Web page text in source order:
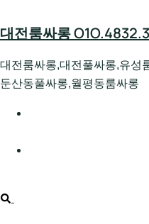
to
대전룸싸롱
대전룸싸롱,대전풀싸롱,유성
둔산동풀싸롱,월평동룸싸롱
Search